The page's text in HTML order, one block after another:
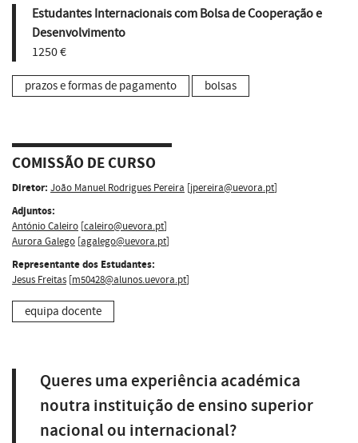
Estudantes Internacionais com Bolsa de Cooperação e
Desenvolvimento
1250 €
prazos e formas de pagamento bolsas
COMISSÃO DE CURSO
Diretor: João Manuel Rodrigues Pereira [jpereira@uevora.pt]
Adjuntos:
António Caleiro [caleiro@uevora.pt]
Aurora Galego [agalego@uevora.pt]
Representante dos Estudantes:
Jesus Freitas [m50428@alunos.uevora.pt]
equipa docente
Queres uma experiência académica
noutra instituição de ensino superior
nacional ou internacional?